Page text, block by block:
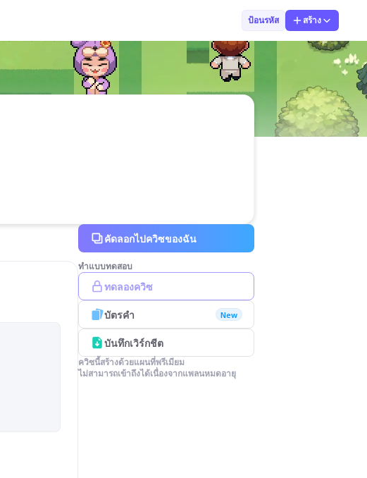
ป้อนรหัส สร้าง
คัดลอกไปควิซของฉัน
ทำแบบทดสอบ
ทดลองควิซ
บัตรคำ New
บันทึกเวิร์กชีต
ควิซนี้สร้างด้วยแผนที่พรีเมียม
ไม่สามารถเข้าถึงได้เนื่องจากแพลนหมดอายุ